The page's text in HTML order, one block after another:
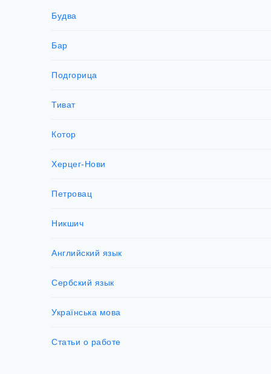
Будва
Бар
Подгорица
Тиват
Котор
Херцег-Нови
Петровац
Никшич
Английский язык
Сербский язык
Українська мова
Статьи о работе